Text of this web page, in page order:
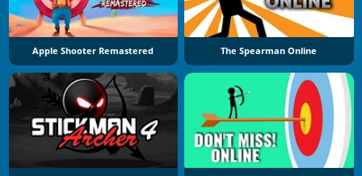
Apple Shooter Remastered The Spearman Online